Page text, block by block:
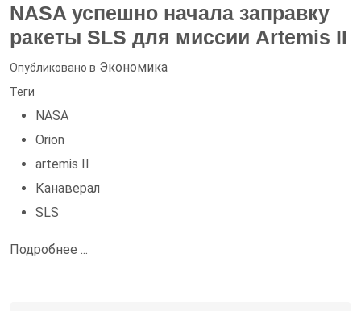
NASA успешно начала заправку
ракеты SLS для миссии Artemis II
Опубликовано в Экономика
Теги
NASA
Orion
artemis II
Канаверал
SLS
Подробнее ...